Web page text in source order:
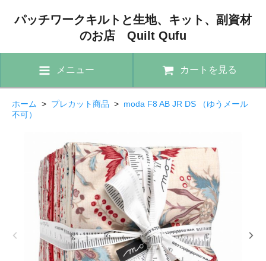
パッチワークキルトと生地、キット、副資材
のお店 Quilt Qufu
メニュー カートを見る
ホーム > プレカット商品 > moda F8 AB JR DS （ゆうメール
不可）